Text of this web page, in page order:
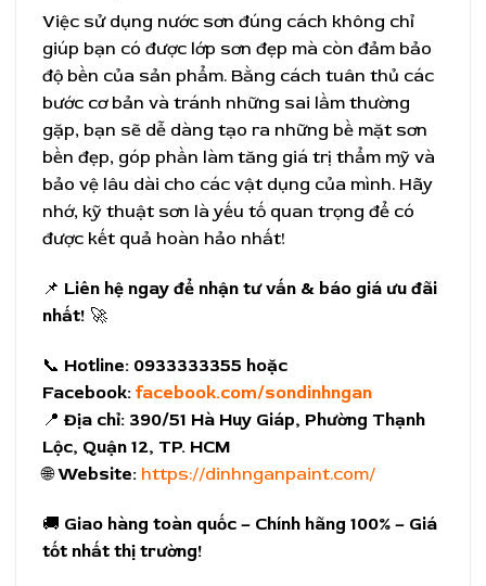
Việc sử dụng nước sơn đúng cách không chỉ
giúp bạn có được lớp sơn đẹp mà còn đảm bảo
độ bền của sản phẩm. Bằng cách tuân thủ các
bước cơ bản và tránh những sai lầm thường
gặp, bạn sẽ dễ dàng tạo ra những bề mặt sơn
bền đẹp, góp phần làm tăng giá trị thẩm mỹ và
bảo vệ lâu dài cho các vật dụng của mình. Hãy
nhớ, kỹ thuật sơn là yếu tố quan trọng để có
được kết quả hoàn hảo nhất!
📌 Liên hệ ngay để nhận tư vấn & báo giá ưu đãi
nhất! 🚀
📞 Hotline: 0933333355 hoặc
Facebook: facebook.com/sondinhngan
📍Địa chỉ: 390/51 Hà Huy Giáp, Phường Thạnh
Lộc, Quận 12, TP. HCM
🌐Website: https://dinhnganpaint.com/
🚚 Giao hàng toàn quốc – Chính hãng 100% – Giá
tốt nhất thị trường!